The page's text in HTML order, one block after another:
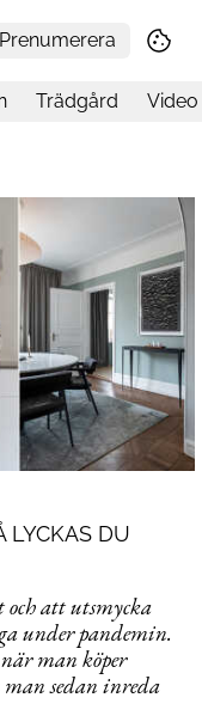
Prenumerera
Trädgård Video
LYCKAS DU
och att utsmycka
under pandemin.
man köper
man sedan inreda